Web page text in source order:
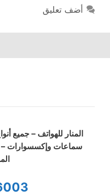
أضف تعليق
المنار للهواتف – جميع
سماعات وإكسسوارات